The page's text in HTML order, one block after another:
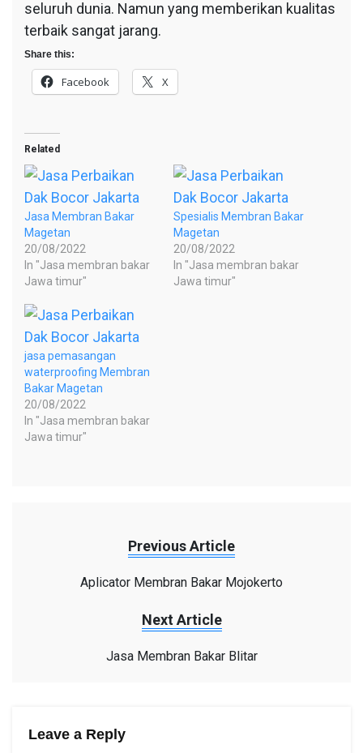
seluruh dunia. Namun yang memberikan kualitas
terbaik sangat jarang.
Share this:
Facebook X
Related
Jasa Membran Bakar
Magetan
20/08/2022
In "Jasa membran bakar
Jawa timur"
Spesialis Membran Bakar
Magetan
20/08/2022
In "Jasa membran bakar
Jawa timur"
jasa pemasangan
waterproofing Membran
Bakar Magetan
20/08/2022
In "Jasa membran bakar
Jawa timur"
Previous Article
Aplicator Membran Bakar Mojokerto
Next Article
Jasa Membran Bakar Blitar
Leave a Reply